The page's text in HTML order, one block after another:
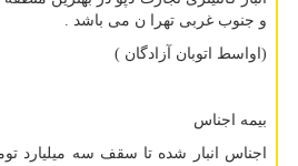
و جنوب غربی تهرا ن می باشد .
(اواسط اتوبان آزادگان )
بیمه اجناس
اجناس انبار شده تا سقف سه میلیارد